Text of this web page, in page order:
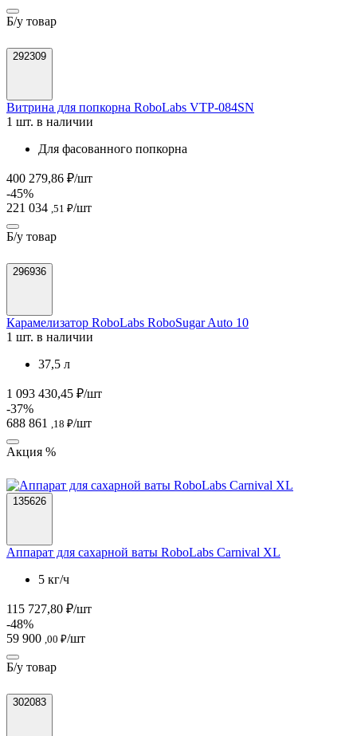
Б/у товар
292309
Витрина для попкорна RoboLabs VTP-084SN
1 шт. в наличии
Для фасованного попкорна
400 279,86 ₽/шт
-45%
221 034 ,51 ₽/шт
Б/у товар
296936
Карамелизатор RoboLabs RoboSugar Auto 10
1 шт. в наличии
37,5 л
1 093 430,45 ₽/шт
-37%
688 861
,18 ₽/шт
Акция %
135626
Аппарат для сахарной ваты RoboLabs Carnival XL
5 кг/ч
115 727,80 ₽/шт
-48%
59 900 ,00 ₽/шт
Б/у товар
302083